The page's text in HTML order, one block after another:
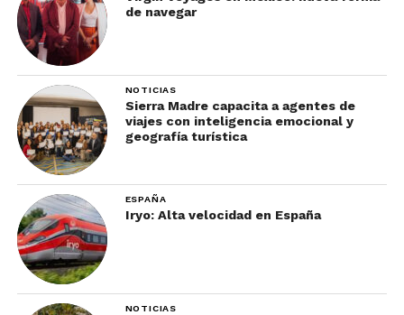
de navegar
NOTICIAS
Sierra Madre capacita a agentes de
viajes con inteligencia emocional y
geografía turística
ESPAÑA
Iryo: Alta velocidad en España
NOTICIAS